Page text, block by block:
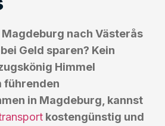
nach Västerås
Geld sparen? Kein
Himmel
führenden
in Magdeburg, kannst
kostengünstig und